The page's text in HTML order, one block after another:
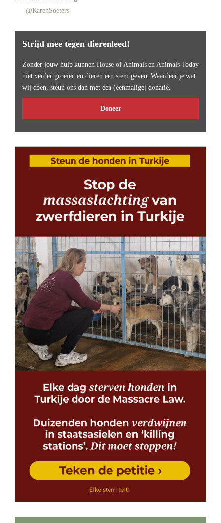
@KarenSoeters
Strijd mee tegen dierenleed!
Zonder jouw hulp kunnen House of Animals en Animals Today
niet verder groeien en dieren een stem geven. Waardeer je wat
wij doen, steun ons dan met een (eenmalige) donatie.
Doneer